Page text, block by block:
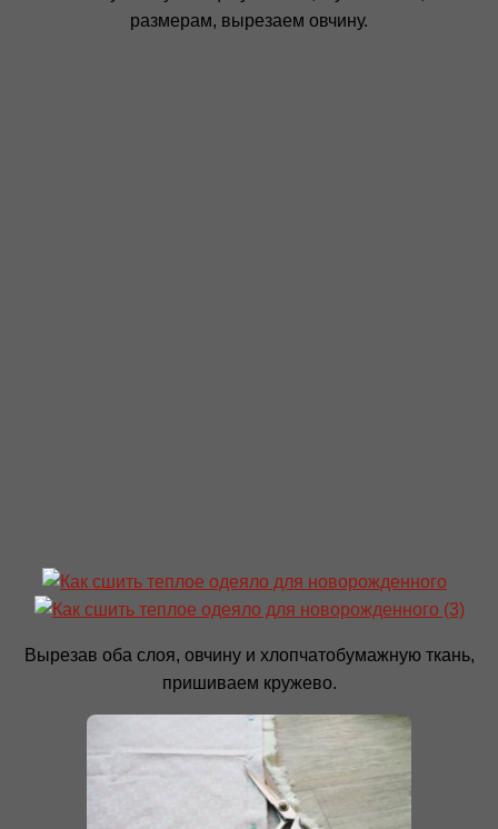
размерам, вырезаем овчину.
Вырезав оба слоя, овчину и хлопчатобумажную ткань,
пришиваем кружево.